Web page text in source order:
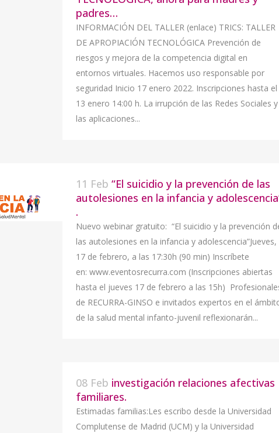
padres…
INFORMACIÓN DEL TALLER (enlace) TRICS: TALLER
DE APROPIACIÓN TECNOLÓGICA Prevención de
riesgos y mejora de la competencia digital en
entornos virtuales. Hacemos uso responsable por
seguridad Inicio 17 enero 2022. Inscripciones hasta el
13 enero 14:00 h. La irrupción de las Redes Sociales y
las aplicaciones...
11 Feb “El suicidio y la prevención de las
autolesiones en la infancia y
.
Nuevo webinar gratuito: “El suicidio y la prevención
las autolesiones en la infancia y adolescencia”Jueves,
17 de febrero, a las 17:30h (90 min) Inscríbete
en: www.eventosrecurra.com (Inscripciones abiertas
hasta el jueves 17 de febrero a las 15h)
de RECURRA-GINSO e invitados expertos en el
de la salud mental infanto-juvenil reflexionarán...
08 Feb investigación relaciones afectivas
familiares.
Estimadas familias:Les escribo desde la Universidad
Complutense de Madrid (UCM) y la Universidad